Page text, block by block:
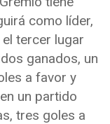
como líder,
tercer lugar
ganados, un
a favor y
un partido
tres goles a